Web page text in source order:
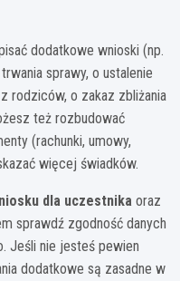
dodatkowe wnioski (np.
sprawy, o ustalenie
rodziców, o zakaz zbliżania
też rozbudować
(rachunki, umowy,
więcej świadków.
dla uczestnika oraz
sprawdź zgodność danych
Jeśli nie jesteś pewien
dodatkowe są zasadne w